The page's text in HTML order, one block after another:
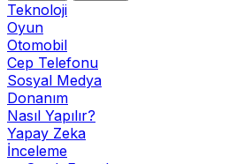
Teknoloji
Oyun
Otomobil
Cep Telefonu
Sosyal Medya
Donanım
Nasıl Yapılır?
Yapay Zeka
İnceleme